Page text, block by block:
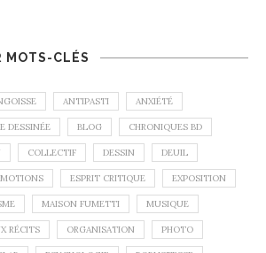
MOTS-CLÉS
ANTIPASTI ANXIÉTÉ
DESSINÉE BLOG CHRONIQUES BD
COLLECTIF DESSIN DEUIL
ESPRIT CRITIQUE EXPOSITION
MAISON FUMETTI MUSIQUE
RÉCITS ORGANISATION PHOTO